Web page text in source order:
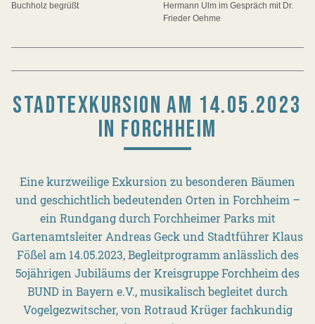
Buchholz begrüßt
Hermann Ulm im Gespräch mit Dr.
Frieder Oehme
STADTEXKURSION AM 14.05.2023
IN FORCHHEIM
Eine kurzweilige Exkursion zu besonderen Bäumen
und geschichtlich bedeutenden Orten in Forchheim –
ein Rundgang durch Forchheimer Parks mit
Gartenamtsleiter Andreas Geck und Stadtführer Klaus
Fößel am 14.05.2023, Begleitprogramm anlässlich des
5ojährigen Jubiläums der Kreisgruppe Forchheim des
BUND in Bayern e.V., musikalisch begleitet durch
Vogelgezwitscher, von Rotraud Krüger fachkundig